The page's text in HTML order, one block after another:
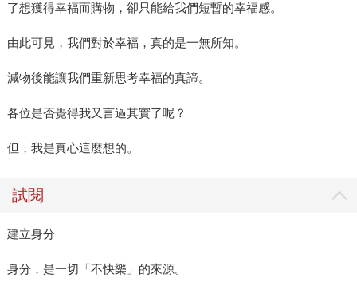
了想獲得幸福而購物，卻只能給我們短暫的幸福感。
由此可見，我們對於幸福，真的是一無所知。
減物後能讓我們重新思考幸福的真諦。
各位是否覺得我又言過其實了呢？
但，我是真心這麼想的。
試閱
建立身分
身分，是一切「不快樂」的來源。